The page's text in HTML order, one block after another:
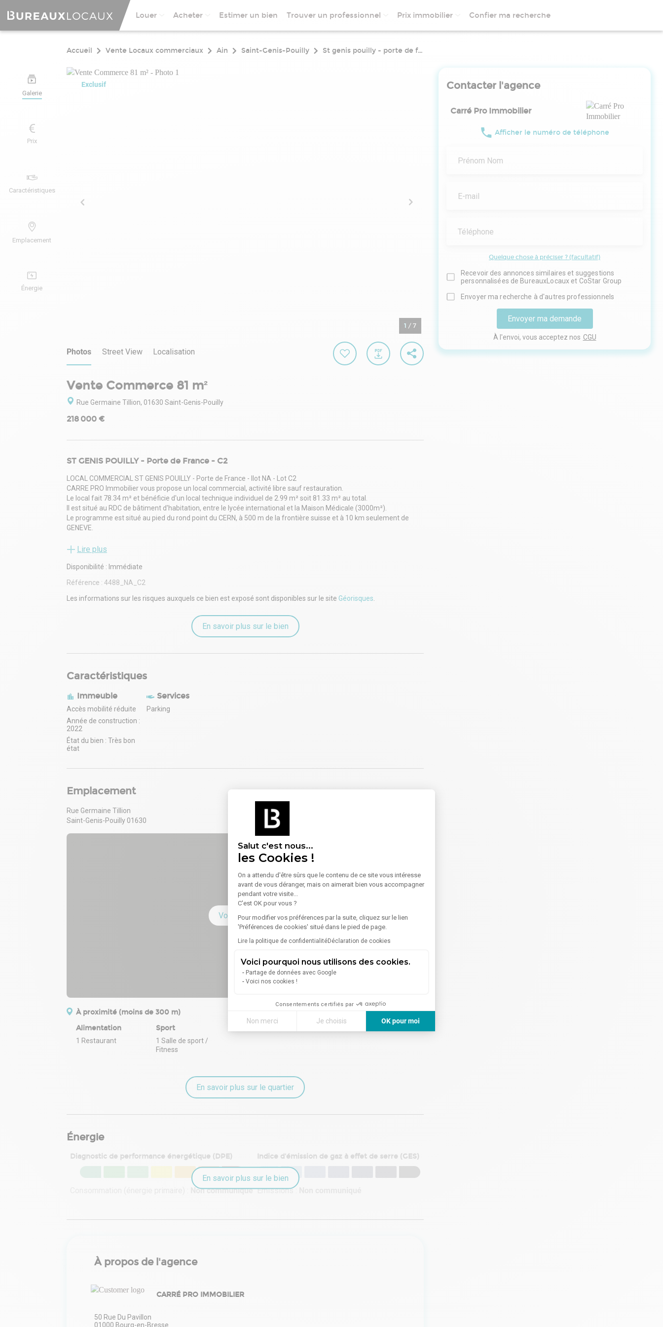
Salut c'est nous...
les Cookies !
On a attendu d'être sûrs que le contenu de ce site vous intéresse
avant de vous déranger, mais on aimerait bien vous accompagner
pendant votre visite...
C'est OK pour vous ?
Pour modifier vos préférences par la suite, cliquez sur le lien
'Préférences de cookies' situé dans le pied de page.
Lire la politique de confidentialitéDéclaration de cookies
Voici pourquoi nous utilisons des cookies.
Partage de données avec Google
Voici nos cookies !
Consentements certifiés par
Non merci Je choisis OK pour moi
Louer Acheter Estimer un bien Trouver un professionnel Prix immobilier Confier ma recherche
Galerie
Prix
Caractéristiques
Emplacement
Énergie
Accueil Vente Locaux commerciaux Ain Saint-Genis-Pouilly St genis pouilly - porte de france - c2
Exclusif
1 / 7
Photos Street View Localisation
Vente Commerce 81 m²
Rue Germaine Tillion, 01630 Saint-Genis-Pouilly
218 000 €
ST GENIS POUILLY - Porte de France - C2
LOCAL COMMERCIAL ST GENIS POUILLY - Porte de France - Ilot NA - Lot C2
CARRE PRO Immobilier vous propose un local commercial, activité libre sauf restauration.
Le local fait 78.34 m² et bénéficie d'un local technique individuel de 2.99 m² soit 81.33 m² au total.
Il est situé au RDC de bâtiment d'habitation, entre le lycée international et la Maison Médicale (3000m²).
Le programme est situé au pied du rond point du CERN, à 500 m de la frontière suisse et à 10 km seulement de
GENEVE.
L'aménagement est à la charge du preneur.
Frais de notaire réduit, bâtiment neuf.
Possibilité de louer en plus des stationnements en sous sol pour les gérants et les employés.
Pour plus de renseignement, n'hésitez pas à nous contacter au 04 82 29 81 35
Lire plus
Disponibilité : Immédiate
Référence : 4488_NA_C2
Les informations sur les risques auxquels ce bien est exposé sont disponibles sur le site Géorisques
En savoir plus sur le bien
Caractéristiques
Immeuble
Accès mobilité réduite
Année de construction :
2022
État du bien : Très bon
état
Services
Parking
Emplacement
Rue Germaine Tillion
Saint-Genis-Pouilly 01630
Voir sur la carte
À proximité (moins de 300 m)
Alimentation
1 Restaurant
Sport
1 Salle de sport /
Fitness
En savoir plus sur le quartier
Énergie
Diagnostic de performance énergétique (DPE)
Non communiqué
Indice d'émission de gaz à effet de serre (GES)
Émissions :
En savoir plus sur le bien
À propos de l'agence
CARRÉ PRO IMMOBILIER
50 Rue Du Pavillon
01000 Bourg-en-Bresse
Contacter l'agence
Carré Pro Immobilier
Afficher le numéro de téléphone
Prénom Nom
E-mail
Téléphone
Quelque chose à préciser ? (facultatif)
Recevoir des annonces similaires et suggestions
personnalisées de BureauxLocaux et CoStar Group
Envoyer ma recherche à d'autres professionnels
Envoyer ma demande
À l'envoi, vous acceptez nos CGU